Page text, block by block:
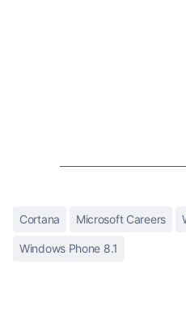
Cortana Microsoft Careers
Windows Phone 8.1